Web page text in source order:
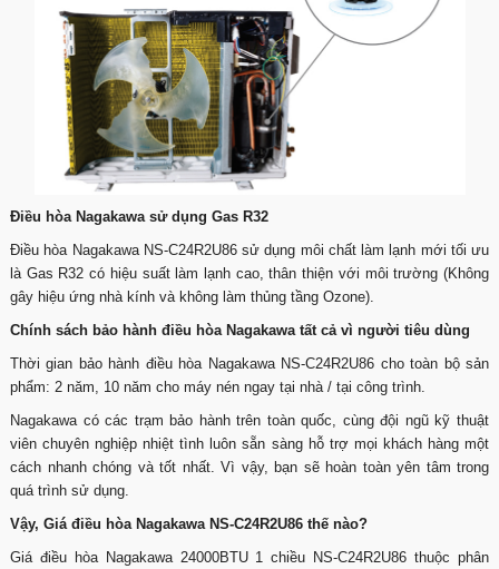
Điều hòa Nagakawa sử dụng Gas R32
Điều hòa Nagakawa NS-C24R2U86 sử dụng môi chất làm lạnh mới tối ưu
là Gas R32 có hiệu suất làm lạnh cao, thân thiện với môi trường (Không
gây hiệu ứng nhà kính và không làm thủng tầng Ozone).
Chính sách bảo hành điều hòa Nagakawa tất cả vì người tiêu dùng
Thời gian bảo hành điều hòa Nagakawa NS-C24R2U86 cho toàn bộ sản
phẩm: 2 năm, 10 năm cho máy nén ngay tại nhà / tại công trình.
Nagakawa có các trạm bảo hành trên toàn quốc, cùng đội ngũ kỹ thuật
viên chuyên nghiệp nhiệt tình luôn sẵn sàng hỗ trợ mọi khách hàng một
cách nhanh chóng và tốt nhất. Vì vậy, bạn sẽ hoàn toàn yên tâm trong
quá trình sử dụng.
Vậy, Giá điều hòa Nagakawa NS-C24R2U86 thế nào?
Giá điều hòa Nagakawa 24000BTU 1 chiều NS-C24R2U86 thuộc phân